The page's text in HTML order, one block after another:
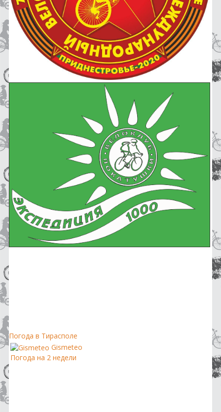
Погода в Тирасполе
Gismeteo
Погода на 2 недели